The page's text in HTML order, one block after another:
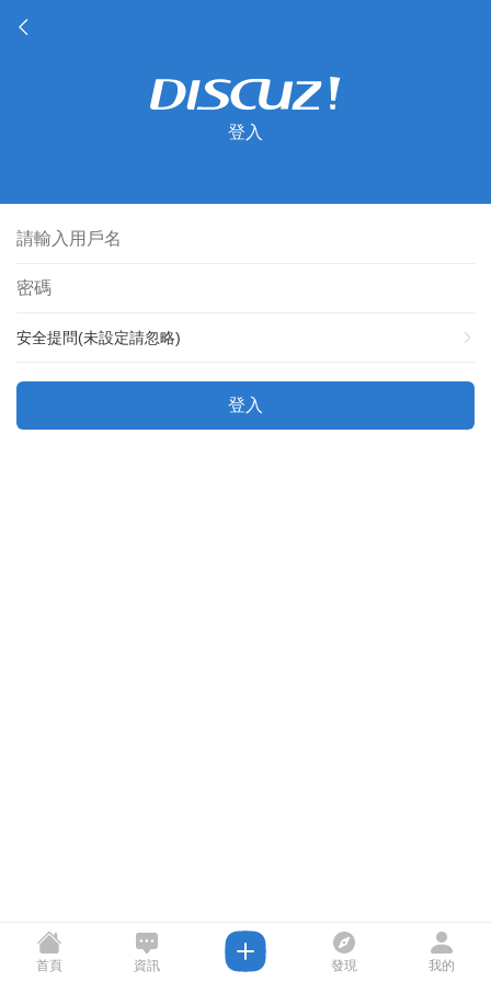
登入
安全提問(未設定請忽略)
登入
首頁 資訊 發現 我的